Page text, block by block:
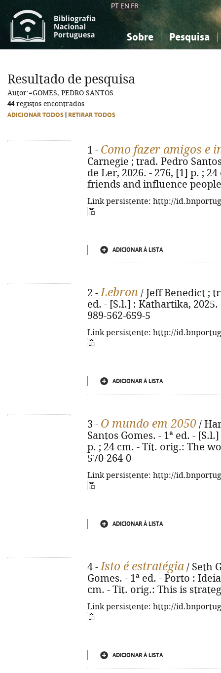
PT EN FR
Sobre Pesquisa
Ciências sociais...
Ciências sociais...
Resultado de pesquisa
Autor:=GOMES, PEDRO SANTOS
44registos encontrados
ADICIONAR TODOS RETIRAR TODOS
1 - Como fazer amigos e
Carnegie ; trad. Pedro
de Ler, 2026. - 276, [1] p. ;
friends and influence
Link persistente: http://
ADICIONAR À LISTA
2 -Lebron / Jeff Benedict ;
ed. - [S.l.] : Kathartika, 2025.
989-562-659-5
Link persistente: http://
ADICIONAR À LISTA
3 - O mundo em 2050 /
Santos Gomes. - 1ª ed. -
p. ; 24 cm. - Tít. orig.: The
570-264-0
Link persistente: http://
ADICIONAR À LISTA
4 -Isto é estratégia / Seth
Gomes. - 1ª ed. - Porto :
cm. - Tit. orig.: This is
Link persistente: http://
ADICIONAR À LISTA